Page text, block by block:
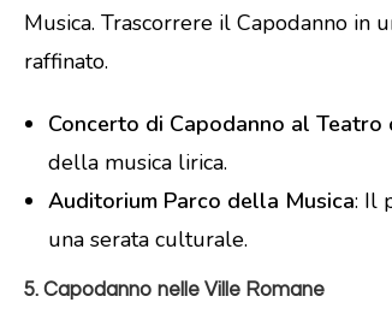
Musica. Trascorrere il Capodanno in
raffinato.
Concerto di Capodanno al Teatro
della musica lirica.
Auditorium Parco della Musica: Il
una serata culturale.
5. Capodanno nelle Ville Romane